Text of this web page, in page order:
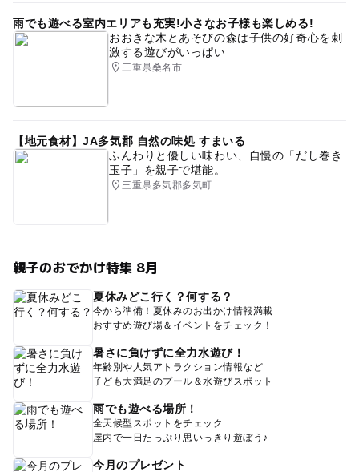
雨でも遊べる室内エリアも充実!小さなお子様も楽しめる!
おおきな木とあそびの森は子供の好奇心を刺
激する遊びがいっぱい
三重県桑名市
【地元食材】JA多気郡 自然の味処 すまいる
ふんわりと優しい味わい、自慢の「だし巻き
玉子」を親子で堪能。
三重県多気郡多気町
親子のおでかけ特集 8月
夏休みどこ行く？何する？
今から準備！夏休みのお出かけ情報満載
おすすめ遊び場＆イベントをチェック！
暑さに負けずに全力水遊び！
年齢別や人気アトラクション情報など
子ども大満足のプール＆水遊びスポット
雨でも遊べる場所！
全天候型スポットをチェック
屋内で一日たっぷり思いっきり遊ぼう♪
今月のプレゼント